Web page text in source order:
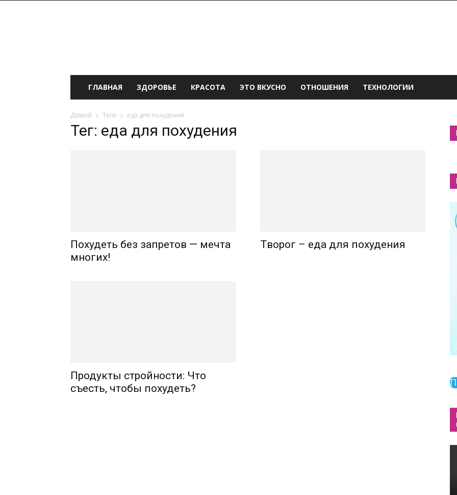
ГЛАВНАЯ ЗДОРОВЬЕ КРАСОТА ЭТО ВКУСНО ОТНОШЕНИЯ ТЕХНОЛОГИИ
Домой Теги еда для похудения
Тег: еда для похудения
Похудеть без запретов — мечта
многих!
Творог – еда для похудения
Продукты стройности: Что
съесть, чтобы похудеть?